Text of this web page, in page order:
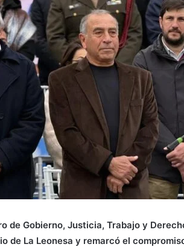
Gobierno, Justicia, Trabajo y
de La Leonesa y remarcó el